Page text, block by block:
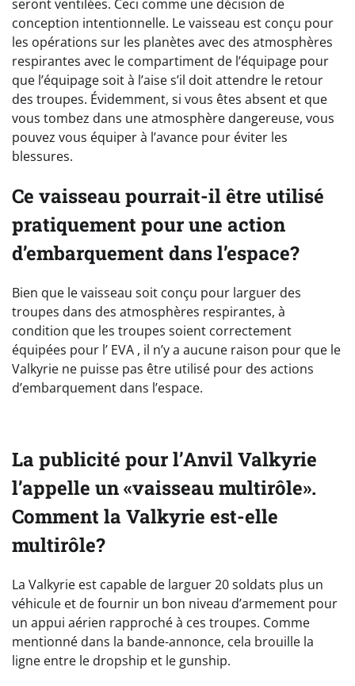
seront ventilées. Ceci comme une décision de
conception intentionnelle. Le vaisseau est conçu pour
les opérations sur les planètes avec des atmosphères
respirantes avec le compartiment de l’équipage pour
que l’équipage soit à l’aise s’il doit attendre le retour
des troupes. Évidemment, si vous êtes absent et que
vous tombez dans une atmosphère dangereuse, vous
pouvez vous équiper à l’avance pour éviter les
blessures.
Ce vaisseau pourrait-il être utilisé
pratiquement pour une action
d’embarquement dans l’espace?
Bien que le vaisseau soit conçu pour larguer des
troupes dans des atmosphères respirantes, à
condition que les troupes soient correctement
équipées pour l’ EVA , il n’y a aucune raison pour que le
Valkyrie ne puisse pas être utilisé pour des actions
d’embarquement dans l’espace.
La publicité pour l’Anvil Valkyrie
l’appelle un «vaisseau multirôle».
Comment la Valkyrie est-elle
multirôle?
La Valkyrie est capable de larguer 20 soldats plus un
véhicule et de fournir un bon niveau d’armement pour
un appui aérien rapproché à ces troupes. Comme
mentionné dans la bande-annonce, cela brouille la
ligne entre le dropship et le gunship.